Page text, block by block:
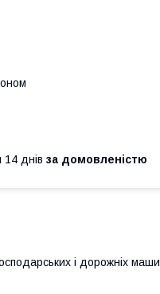
14 днів за домовленістю
і дорожніх